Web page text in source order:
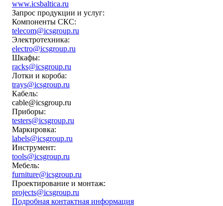
www.icsbaltica.ru
Запрос продукции и услуг:
Компоненты СКС:
telecom@icsgroup.ru
Электротехника:
electro@icsgroup.ru
Шкафы:
racks@icsgroup.ru
Лотки и короба:
trays@icsgroup.ru
Кабель:
cable@icsgroup.ru
Приборы:
testers@icsgroup.ru
Маркировка:
labels@icsgroup.ru
Инструмент:
tools@icsgroup.ru
Мебель:
furniture@icsgroup.ru
Проектирование и монтаж:
projects@icsgroup.ru
Подробная контактная информация